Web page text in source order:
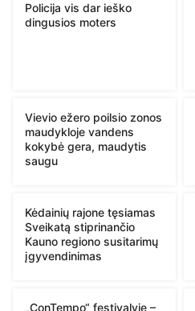
Policija vis dar ieško
dingusios moters
Vievio ežero poilsio zonos
maudykloje vandens
kokybė gera, maudytis
saugu
Kėdainių rajone tęsiamas
Sveikatą stiprinančio
Kauno regiono susitarimų
įgyvendinimas
„ConTempo“ festivalyje –